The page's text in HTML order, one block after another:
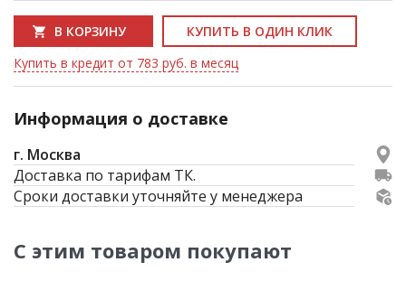
В КОРЗИНУ
КУПИТЬ В ОДИН КЛИК
Купить в кредит от 783 руб. в месяц
Информация о доставке
г. Москва
Доставка по тарифам ТК.
Сроки доставки уточняйте у менеджера
С этим товаром покупают